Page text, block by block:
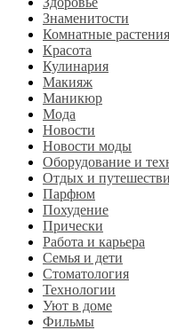
Знаменитости
Комнатные
Красота
Кулинария
Макияж
Маникюр
Мода
Новости
Новости моды
Оборудование и
Отдых и
Парфюм
Похудение
Прически
Работа и карьера
Семья и дети
Стоматология
Технологии
Уют в доме
Фильмы